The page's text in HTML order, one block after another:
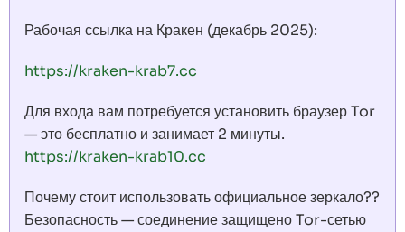
Рабочая ссылка на Кракен (декабрь 2025):
https://kraken-krab7.cc
Для входа вам потребуется установить браузер Tor
— это бесплатно и занимает 2 минуты.
https://kraken-krab10.cc
Почему стоит использовать официальное зеркало??
Безопасность — соединение защищено Tor-сетью